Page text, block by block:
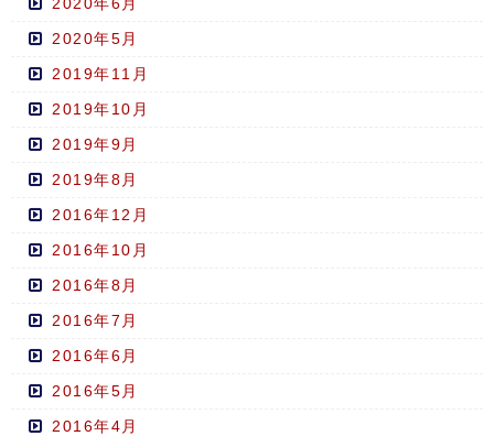
2020年5月
2019年11月
2019年10月
2019年9月
2019年8月
2016年12月
2016年10月
2016年8月
2016年7月
2016年6月
2016年5月
2016年4月